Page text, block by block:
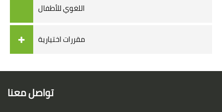
اللغوي للأطفال
مقررات اختيارية
Blocks
تواصل معنا